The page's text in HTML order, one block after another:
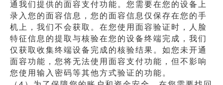
通我们提供的面容支付功能。您需要在您的设备上
录入您的面容信息，您的面容信息仅保存在您的手
机上，我们不会获取。在您使用面容验证时，人脸
特征信息的提取与核验在您的设备终端完成，我们
仅获取收集终端设备完成的核验结果。如您未开通
面容功能，您将无法使用面容支付功能，但不影响
您使用输入密码等其他方式验证的功能。